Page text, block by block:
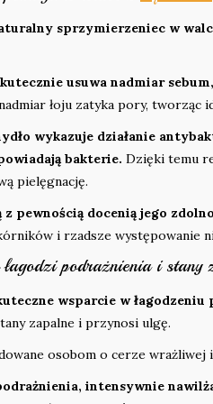
sprzymierzeniec w
usuwa nadmiar
łoju zatyka pory,
wykazuje działanie
bakterie. Dzięki temu
pielęgnację.
z pewnością docenią jego
i rzadsze występowanie
łagodzi podrażnienia i stany
wsparcie w łagodzeniu
zapalne i przynosi ulgę.
osobom o cerze wrażliwej
intensywnie